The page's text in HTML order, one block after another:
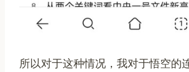
所以对于这种情况，我对于悟空的